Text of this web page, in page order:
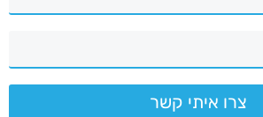
צרו איתי קשר